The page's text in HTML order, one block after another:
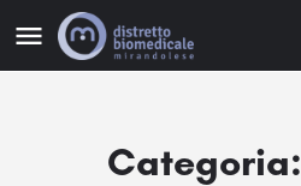
Categoria: